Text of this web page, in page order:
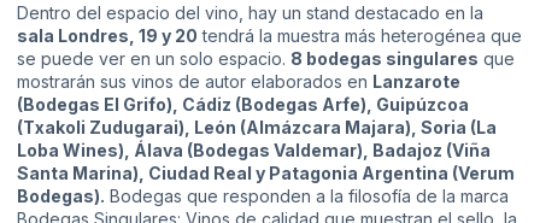
Dentro del espacio del vino, hay un stand destacado en la
sala Londres, 19 y 20 tendrá la muestra más heterogénea que
se puede ver en un solo espacio. 8 bodegas singulares que
mostrarán sus vinos de autor elaborados en Lanzarote
(Bodegas El Grifo), Cádiz (Bodegas Arfe), Guipúzcoa
(Txakoli Zudugarai), León (Almázcara Majara), Soria (La
Loba Wines), Álava (Bodegas Valdemar), Badajoz (Viña
Santa Marina), Ciudad Real y Patagonia Argentina (Verum
Bodegas). Bodegas que responden a la filosofía de la marca
Bodegas Singulares: Vinos de calidad que muestran el sello, la